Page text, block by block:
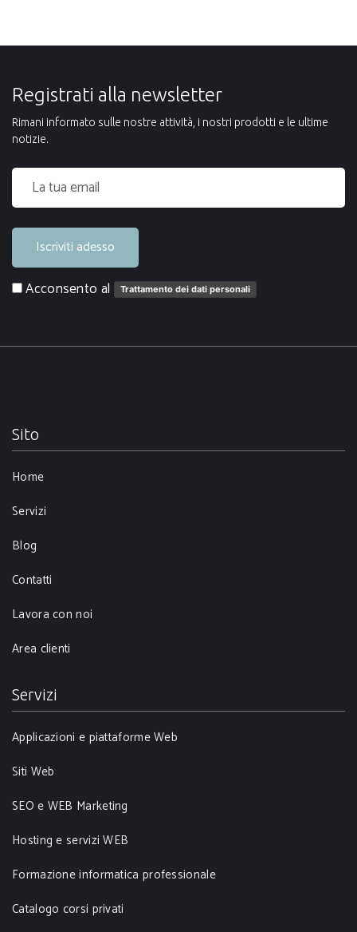
Registrati alla newsletter
Rimani informato sulle nostre attività, i nostri prodotti e le ultime
notizie.
Iscriviti adesso
Acconsento al Trattamento dei dati personali
Sito
Home
Servizi
Blog
Contatti
Lavora con noi
Area clienti
Servizi
Applicazioni e piattaforme Web
Siti Web
SEO e WEB Marketing
Hosting e servizi WEB
Formazione informatica professionale
Catalogo corsi privati